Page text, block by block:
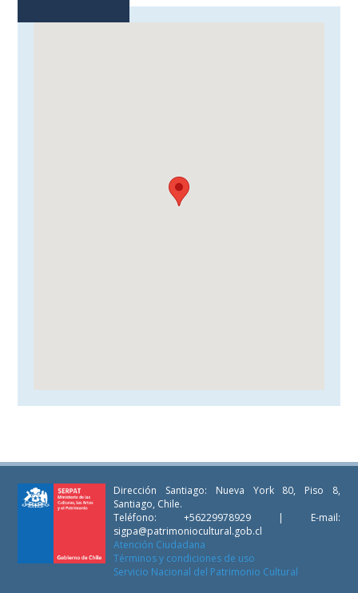
Dirección Santiago: Nueva York 80, Piso 8,
Santiago, Chile.
Teléfono: +56229978929 | E-mail:
sigpa@patrimoniocultural.gob.cl
Atención Ciudadana
Términos y condiciones de uso
Servicio Nacional del Patrimonio Cultural